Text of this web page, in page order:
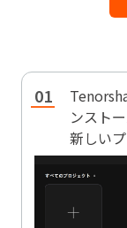
ンスト
新しい